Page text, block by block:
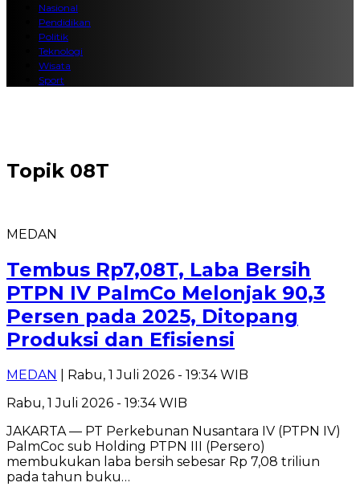
Nasional
Pendidikan
Politik
Teknologi
Wisata
Sport
Topik 08T
MEDAN
Tembus Rp7,08T, Laba Bersih
PTPN IV PalmCo Melonjak 90,3
Persen pada 2025, Ditopang
Produksi dan Efisiensi
MEDAN
| Rabu, 1 Juli 2026 - 19:34 WIB
Rabu, 1 Juli 2026 - 19:34 WIB
JAKARTA — PT Perkebunan Nusantara IV (PTPN IV)
PalmCoc sub Holding PTPN III (Persero)
membukukan laba bersih sebesar Rp 7,08 triliun
pada tahun buku…